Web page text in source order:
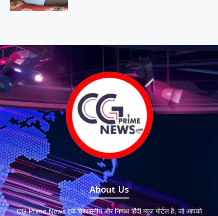
About Us
CG Prime News एक विश्वसनीय और निष्पक्ष हिंदी न्यूज़ पोर्टल है, जो आपको